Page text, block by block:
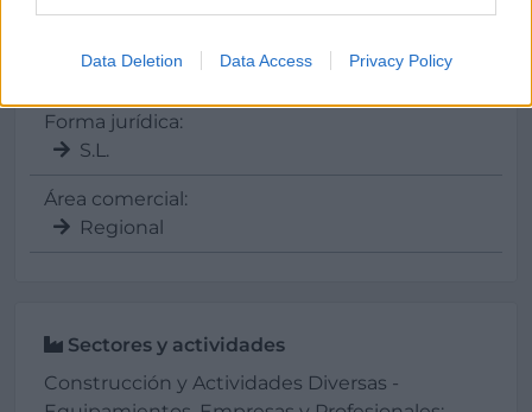
Data Deletion Data Access Privacy Policy
B90060609
Forma jurídica:
S.L.
Área comercial:
Regional
Sectores y actividades
Construcción y Actividades Diversas -